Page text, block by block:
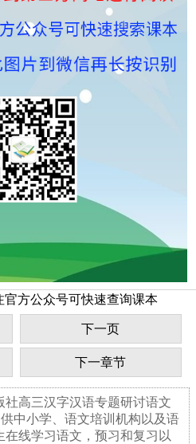
方公众号可快速查询课本
下一页
下一章节
高三汉字汉语专题研讨语文
中小学、语文培训机构以及语
线学习语文，预习和复习以